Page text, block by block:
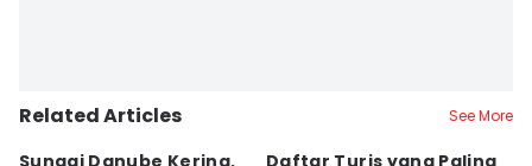
Related Articles See More
Sungai Danube Kering,
Daftar Turis yang Paling